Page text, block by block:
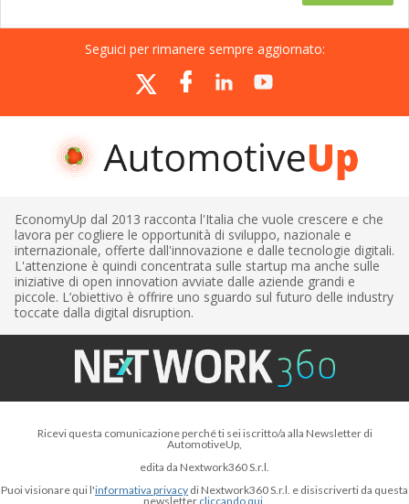
Seguici per rimanere sempre aggiornato:
EconomyUp dal 2013 racconta l'Italia che vuole crescere e che
lavora per cogliere le opportunità di sviluppo, nazionale e
internazionale, offerte dall'innovazione e dalle tecnologie digitali.
L'attenzione è quindi concentrata sulle startup ma anche sulle
iniziative di open innovation avviate dalle aziende grandi e
piccole. L’obiettivo è offrire uno sguardo sul futuro delle industry
toccate dalla digital disruption.
Ricevi questa comunicazione perché ti sei iscritto/a alla Newsletter di
AutomotiveUp,
edita da Nextwork360 S.r.l.
Puoi visionare qui l'informativa privacy di Nextwork360 S.r.l. e disiscriverti da questa
newsletter cliccando qui.